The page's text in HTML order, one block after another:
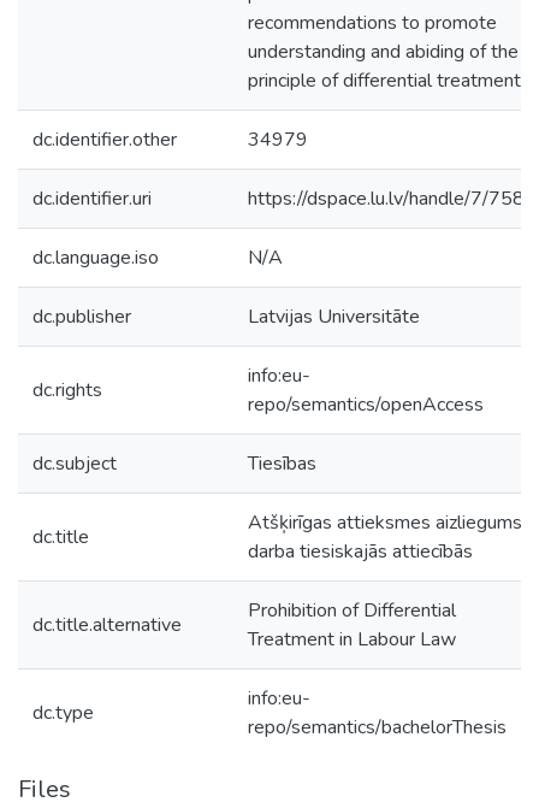
recommendations to promote
understanding and abiding of the
principle of differential treatment.
dc.identifier.other 34979
dc.identifier.uri https://dspace.lu.lv/handle/7/7585
dc.language.iso N/A
dc.publisher Latvijas Universitāte
dc.rights
info:eu-
repo/semantics/openAccess
dc.subject Tiesības
dc.title
Atšķirīgas attieksmes aizliegums
darba tiesiskajās attiecībās
dc.title.alternative
Prohibition of Differential
Treatment in Labour Law
dc.type
info:eu-
repo/semantics/bachelorThesis
Files